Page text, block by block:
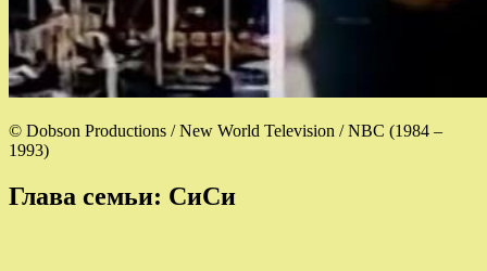
© Dobson Productions / New World Television / NBC (1984 –
1993)
Глава семьи: СиСи